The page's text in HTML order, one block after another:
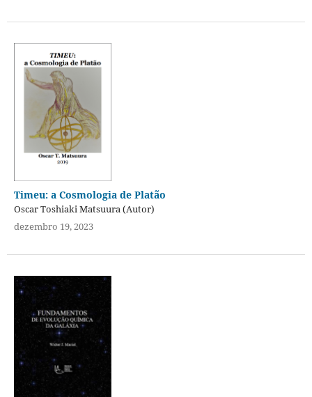
Timeu: a Cosmologia de Platão
Oscar Toshiaki Matsuura (Autor)
dezembro 19, 2023